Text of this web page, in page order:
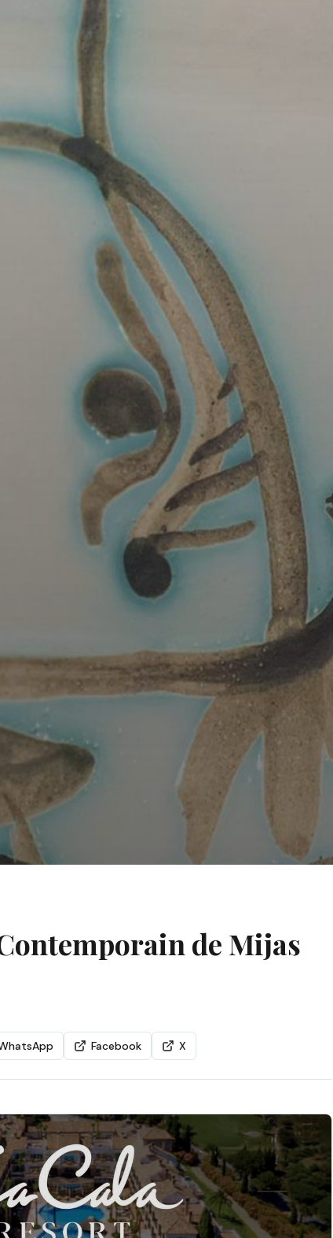
de Mijas
Facebook X